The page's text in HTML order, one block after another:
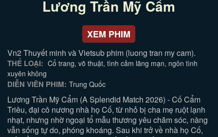
Lương Trần Mỹ Cẩm
XEM PHIM
Vn2 Thuyết minh và Vietsub phim (luong tran my cam).
THỂ LOẠI: Cổ trang, võ thuật, tình cảm lãng mạn, ngôn tình
xuyên không
DIỄN VIÊN PHIM: Trung Quốc
Lương Trần Mỹ Cẩm (A Splendid Match 2026) - Cố Cẩm
Triêu, đại cô nương nhà họ Cố, từ nhỏ bị cha mẹ ruột lạnh
nhạt, nhưng nhờ ngoại tổ mẫu thương yêu chăm sóc, nàng
vẫn sống tự do, phóng khoáng. Sau khi trở về nhà họ Cố,